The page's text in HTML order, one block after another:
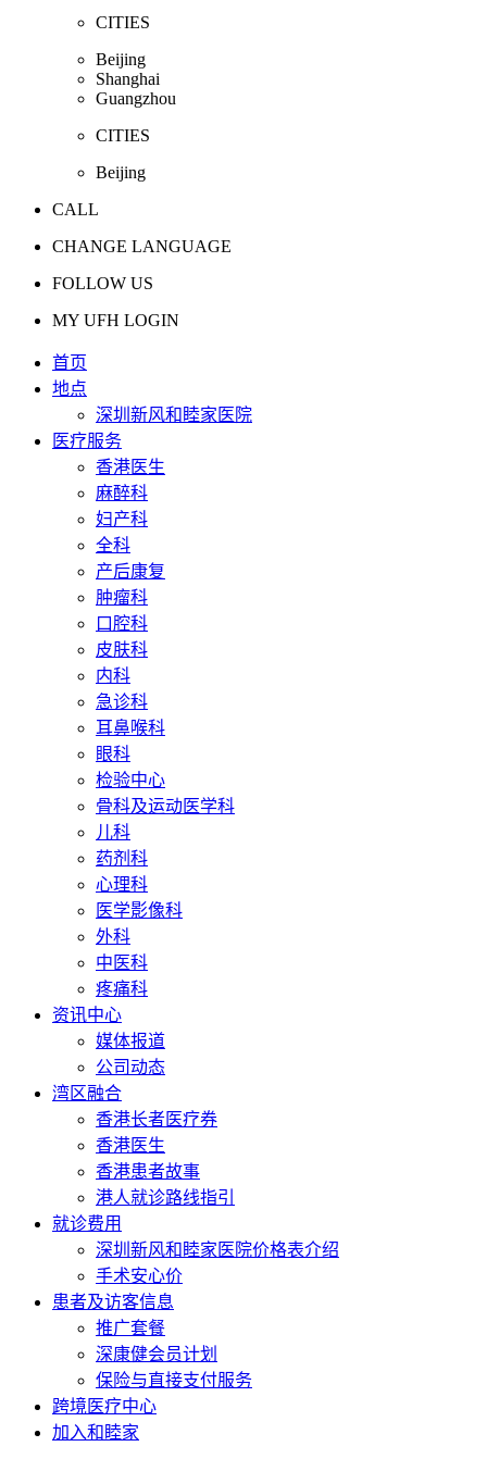
CITIES
Beijing
Shanghai
Guangzhou
CITIES
Beijing
CALL
CHANGE LANGUAGE
FOLLOW US
MY UFH LOGIN
首页
地点
深圳新风和睦家医院
医疗服务
香港医生
麻醉科
妇产科
全科
产后康复
肿瘤科
口腔科
皮肤科
内科
急诊科
耳鼻喉科
眼科
检验中心
骨科及运动医学科
儿科
药剂科
心理科
医学影像科
外科
中医科
疼痛科
资讯中心
媒体报道
公司动态
湾区融合
香港长者医疗券
香港医生
香港患者故事
港人就诊路线指引
就诊费用
深圳新风和睦家医院价格表介绍
手术安心价
患者及访客信息
推广套餐
深康健会员计划
保险与直接支付服务
跨境医疗中心
加入和睦家